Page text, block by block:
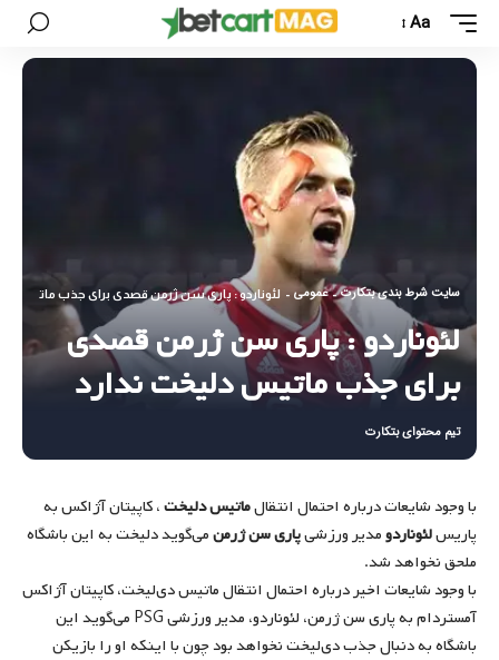
Aa
سایت شرط بندی بتکارت - عمومی - لئوناردو : پاری سن ژرمن قصدی برای جذب ماتیس
لئوناردو : پاری سن ژرمن قصدی
برای جذب ماتیس دلیخت ندارد
تیم محتوای بتکارت
با وجود شایعات درباره احتمال انتقالماتیس دلیخت، کاپیتان آژاکس به
پاریسلئوناردومدیر ورزشیپاری سن ژرمنمی‌گوید دلیخت به این باشگاه
ملحق نخواهد شد.
با وجود شایعات اخیر درباره احتمال انتقال ماتیس دی‌لیخت، کاپیتان آژاکس
آمستردام به پاری سن ژرمن، لئوناردو، مدیر ورزشی PSG می‌گوید این
باشگاه به دنبال جذب دی‌لیخت نخواهد بود چون با اینکه او را بازیکن